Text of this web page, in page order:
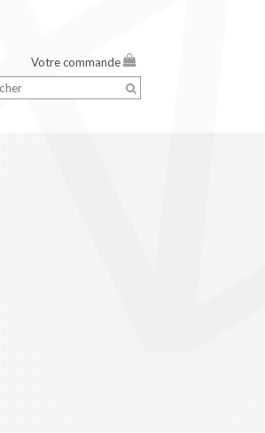
Votre commande